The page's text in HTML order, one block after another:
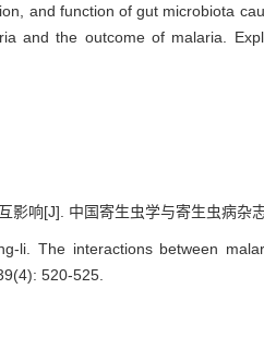
and function of gut microbiota
and the outcome of malaria.
影响[J]. 中国寄生虫学与寄生虫病杂
li. The interactions between
520-525.